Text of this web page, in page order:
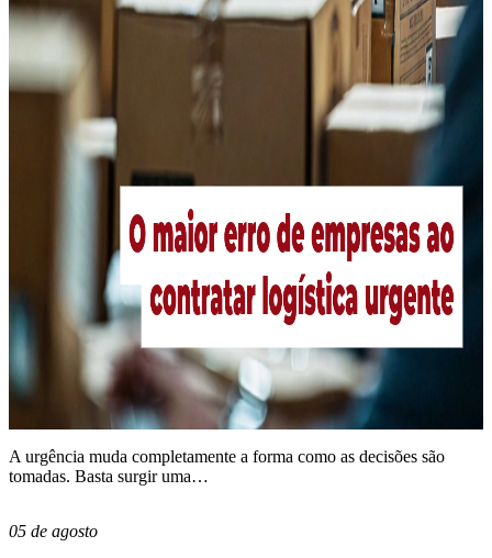
A urgência muda completamente a forma como as decisões são
tomadas. Basta surgir uma…
05 de agosto